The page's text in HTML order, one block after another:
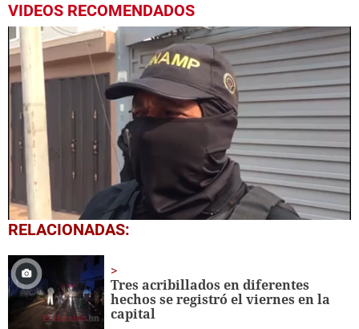
VIDEOS RECOMENDADOS
0
seconds
1
minute,
36
seconds
RELACIONADAS:
Tres acribillados en diferentes
hechos se registró el viernes en la
capital